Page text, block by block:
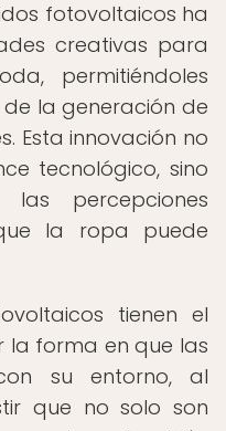
fotovoltaicos ha
creativas para
permitiéndoles
la generación de
Esta innovación no
tecnológico, sino
percepciones
la ropa puede
tienen el
forma en que las
su entorno, al
que no solo son